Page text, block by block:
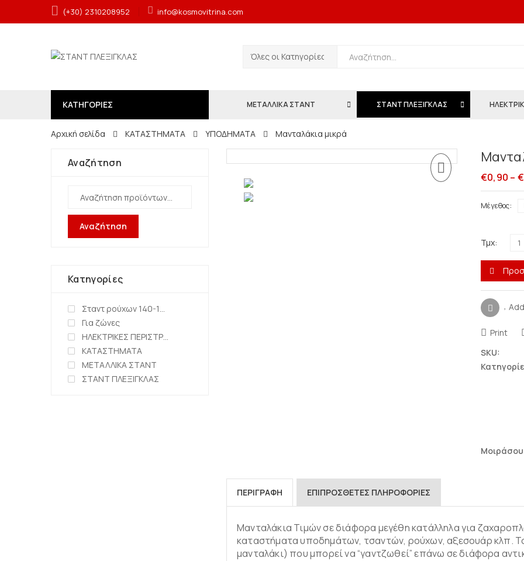
(+30) 2310208952 info@kosmovitrina.com
ΚΑΤΗΓΟΡΙΕΣ ΜΕΤΑΛΛΙΚΑ ΣΤΑΝΤ ΣΤΑΝΤ ΠΛΕΞΙΓΚΛΑΣ
Αρχική σελίδα ΚΑΤΑΣΤΗΜΑΤΑ ΥΠΟΔΗΜΑΤΑ Μανταλάκια μικρά
€0,90 – €
Μέγεθος
Τμχ:
Print
SKU:
ΠΕΡΙΓΡΑΦΉ ΕΠΙΠΡΌΣΘΕΤΕΣ ΠΛΗΡΟΦΟΡΊΕΣ
Μανταλάκια Τιμών σε διάφορα μεγέθη κατάλληλα για
καταστήματα υποδημάτων, τσαντών, ρούχων, αξεσουάρ κλπ. Το
μανταλάκι) που μπορεί να “γαντζωθεί” επάνω σε διάφορα
Αναζήτηση
Αναζήτηση
Κατηγορίες
Σταντ ρούχων 140-150cm
Για ζώνες
ΗΛΕΚΤΡΙΚΕΣ ΠΕΡΙΣΤΡΕΦΟΜΕΝΕΣ ΒΑΣΕΙΣ
ΚΑΤΑΣΤΗΜΑΤΑ
ΜΕΤΑΛΛΙΚΑ ΣΤΑΝΤ
ΣΤΑΝΤ ΠΛΕΞΙΓΚΛΑΣ